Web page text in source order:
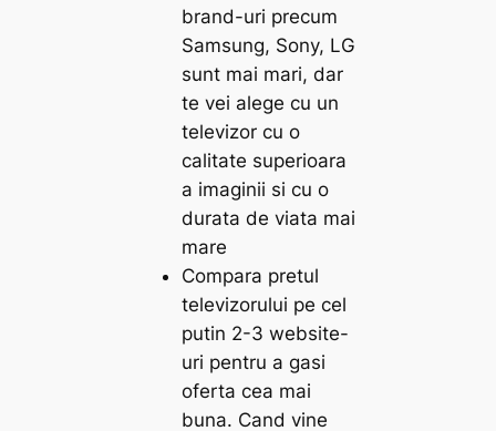
brand-uri precum
Samsung, Sony, LG
sunt mai mari, dar
te vei alege cu un
televizor cu o
calitate superioara
a imaginii si cu o
durata de viata mai
mare
Compara pretul
televizorului pe cel
putin 2-3 website-
uri pentru a gasi
oferta cea mai
buna. Cand vine